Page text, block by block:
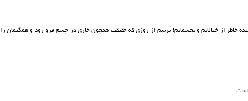
خاطر از خیالاتم و تجسماتم! تَرسم از روزی که حقیقت همچون خاری در چشم فرو رود و همگیمان را
است